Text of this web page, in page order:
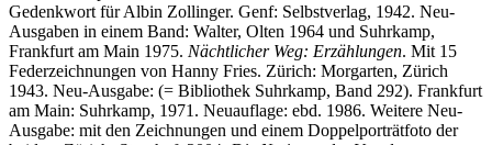
Gedenkwort für Albin Zollinger. Genf: Selbstverlag, 1942. Neu-
Ausgaben in einem Band: Walter, Olten 1964 und Suhrkamp,
Frankfurt am Main 1975. Nächtlicher Weg: Erzählungen. Mit 15
Federzeichnungen von Hanny Fries. Zürich: Morgarten, Zürich
1943. Neu-Ausgabe: (= Bibliothek Suhrkamp, Band 292). Frankfurt
am Main: Suhrkamp, 1971. Neuauflage: ebd. 1986. Weitere Neu-
Ausgabe: mit den Zeichnungen und einem Doppelporträtfoto der